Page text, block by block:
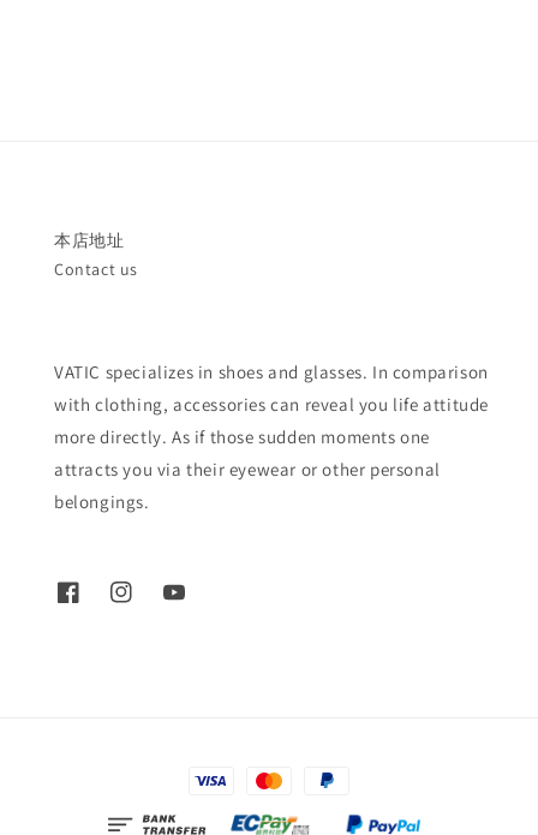
本店地址
Contact us
VATIC specializes in shoes and glasses. In comparison
with clothing, accessories can reveal you life attitude
more directly. As if those sudden moments one
attracts you via their eyewear or other personal
belongings.